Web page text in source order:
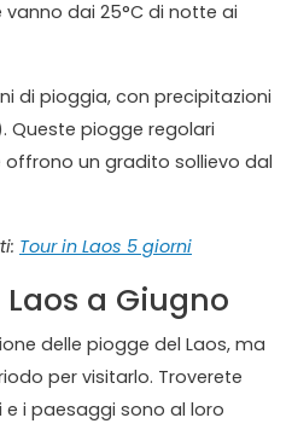
dai 25°C di notte ai
di pioggia, con precipitazioni
Queste piogge regolari
un gradito sollievo dal
Tour in Laos 5 giorni
a Giugno
delle piogge del Laos, ma
per visitarlo. Troverete
e i paesaggi sono al loro